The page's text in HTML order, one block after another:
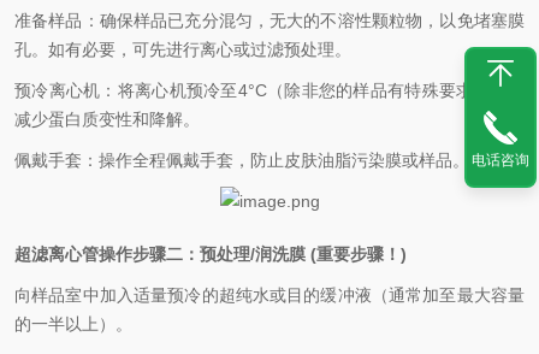
准备样品：确保样品已充分混匀，无大的不溶性颗粒物，以免堵塞膜
孔。如有必要，可先进行离心或过滤预处理。
预冷离心机：将离心机预冷至4°C（除非您的样品有特殊要求），以
减少蛋白质变性和降解。
佩戴手套：操作全程佩戴手套，防止皮肤油脂污染膜或样品。
超滤离心管操作步骤二： 预处理/润洗膜 (重要步骤！ )
向样品室中加入适量预冷的超纯水或目的缓冲液（通常加至最大容量
的一半以上）。
电话咨询